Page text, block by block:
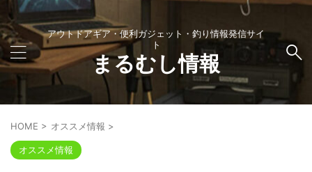
アウトドアギア・便利ガジェット・釣り情報発信サイ
ト
まるむし情報
HOME > オススメ情報 >
オススメ情報